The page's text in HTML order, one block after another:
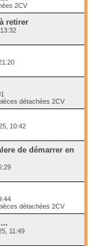
2CV
retirer
détachées 2CV
10:42
de démarrer en
détachées 2CV
11:49